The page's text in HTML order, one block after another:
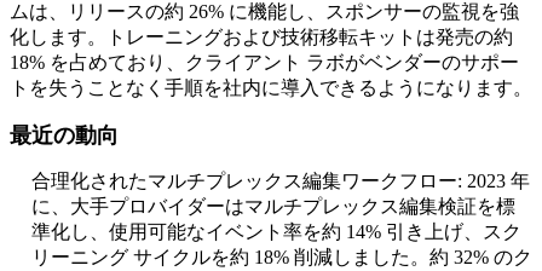
ムは、リリースの約 26% に機能し、スポンサーの監視を強
化します。トレーニングおよび技術移転キットは発売の約
18% を占めており、クライアント ラボがベンダーのサポー
トを失うことなく手順を社内に導入できるようになります。
最近の動向
合理化されたマルチプレックス編集ワークフロー: 2023 年
に、大手プロバイダーはマルチプレックス編集検証を標
準化し、使用可能なイベント率を約 14% 引き上げ、スク
リーニング サイクルを約 18% 削減しました。約 32% のク